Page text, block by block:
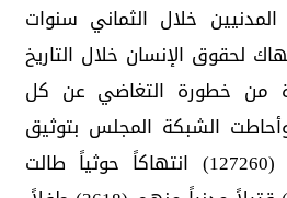
المدنيين خلال الثماني سنوات
لحقوق الإنسان خلال التاريخ
من خطورة التغاضي عن كل
الشبكة المجلس بتوثيق
فريقها الميداني نحو (127260) انتهاكاً حوثياً طالت